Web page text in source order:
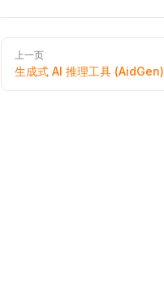
Pager
上一页
生成式 AI 推理工具 (AidGen)